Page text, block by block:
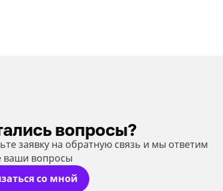
вопросы?
заявку на обратную связь и мы ответим
ваши вопросы
со мной